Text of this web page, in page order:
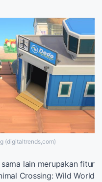
(digitaltrends,com)
lain merupakan fitur
Crossing: Wild World